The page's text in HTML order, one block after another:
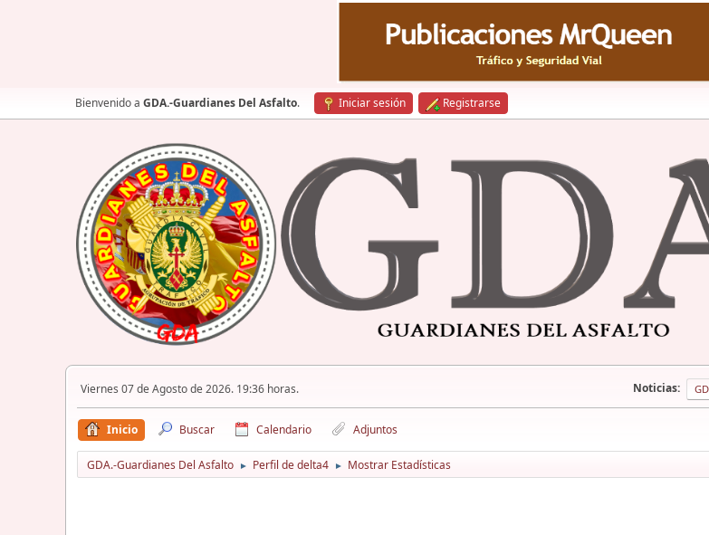
Bienvenido a GDA.-Guardianes Del Asfalto. Iniciar sesión Registrarse
Viernes 07 de Agosto de 2026. 19:36 horas. Noticias:
Inicio Buscar Calendario Adjuntos
GDA.-Guardianes Del Asfalto ► Perfil de delta4 ► Mostrar Estadísticas